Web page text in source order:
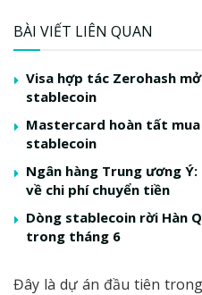
BÀI VIẾT LIÊN QUAN
Visa hợp tác Zerohash
stablecoin
Mastercard hoàn tất
stablecoin
Ngân hàng Trung ương
về chi phí chuyển tiền
Dòng stablecoin rời Hàn
trong tháng 6
Đây là dự án đầu tiên